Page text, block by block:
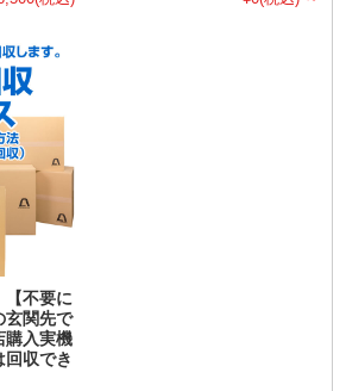
不要に
玄関先で
購入実機
回収でき